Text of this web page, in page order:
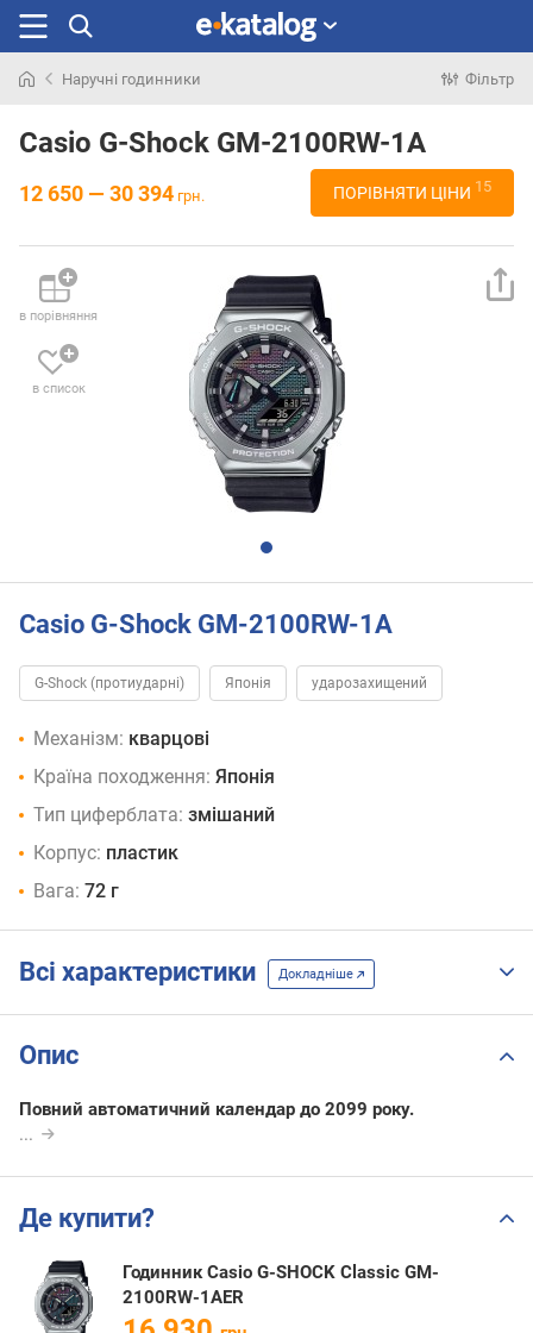
раніше
Наручні годинники Фільтр
Casio G-Shock GM-2100RW-1A
12 650 — 30 394 грн. ПОРІВНЯТИ ЦІНИ 15
в порівняння
в список
Casio G-Shock GM-2100RW-1A
G-Shock (протиударні) Японія ударозахищений
Механізм: кварцові
Країна походження: Японія
Тип циферблата: змішаний
Корпус: пластик
Вага: 72 г
Всі характеристики Докладніше
Опис
Повний автоматичний календар до 2099 року.
...
Де купити?
Годинник Casio G-SHOCK Classic GM-
2100RW-1AER